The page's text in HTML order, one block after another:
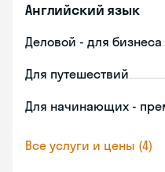
Английский язык
Деловой - для бизнеса
Для путешествий
Для начинающих -
Все услуги и цены (4)